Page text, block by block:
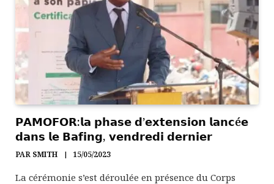
𝗣𝗔𝗠𝗢𝗙𝗢𝗥:𝗹𝗮 𝗽𝗵𝗮𝘀𝗲 𝗱’𝗲𝘅𝘁𝗲𝗻𝘀𝗶𝗼𝗻 𝗹𝗮𝗻𝗰é𝗲
𝗱𝗮𝗻𝘀 𝗹𝗲 𝗕𝗮𝗳𝗶𝗻𝗴, 𝘃𝗲𝗻𝗱𝗿𝗲𝗱𝗶 𝗱𝗲𝗿𝗻𝗶𝗲𝗿
PAR SMITH 15/05/2023
La cérémonie s’est déroulée en présence du Corps